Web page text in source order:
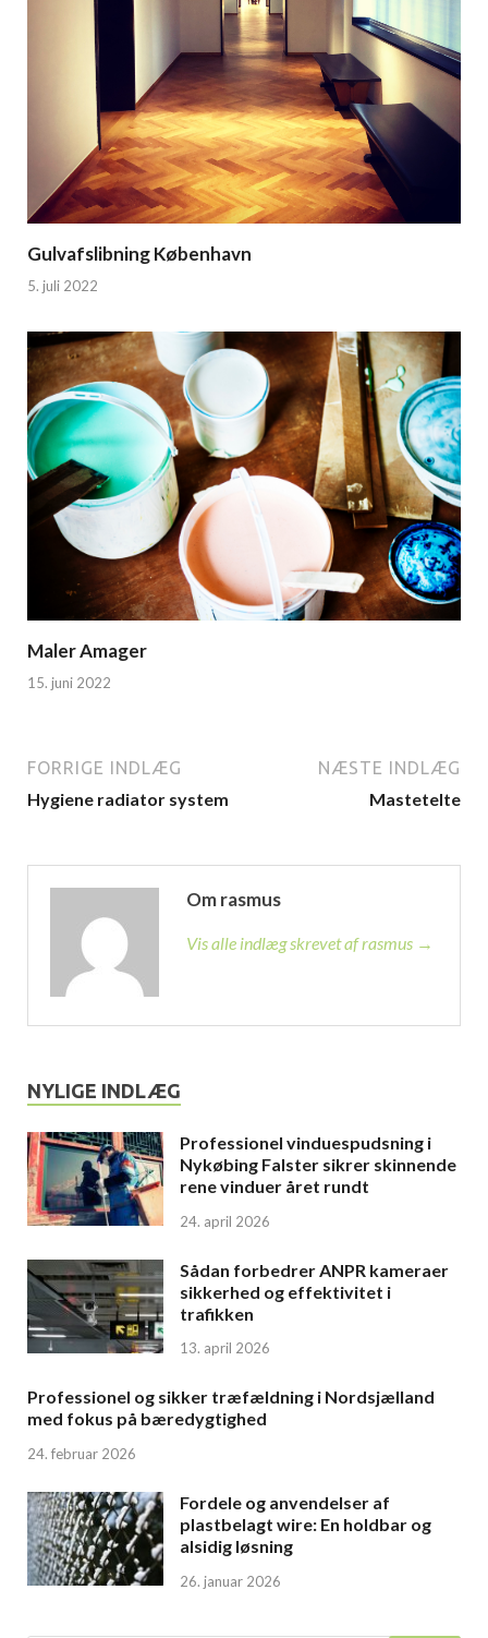
Gulvafslibning København
5. juli 2022
Maler Amager
15. juni 2022
FORRIGE INDLÆG
Hygiene radiator system
NÆSTE INDLÆG
Mastetelte
Om rasmus
Vis alle indlæg skrevet af rasmus →
NYLIGE INDLÆG
Professionel vinduespudsning i
Nykøbing Falster sikrer skinnende
rene vinduer året rundt
24. april 2026
Sådan forbedrer ANPR kameraer
sikkerhed og effektivitet i
trafikken
13. april 2026
Professionel og sikker træfældning i Nordsjælland
med fokus på bæredygtighed
24. februar 2026
Fordele og anvendelser af
plastbelagt wire: En holdbar og
alsidig løsning
26. januar 2026